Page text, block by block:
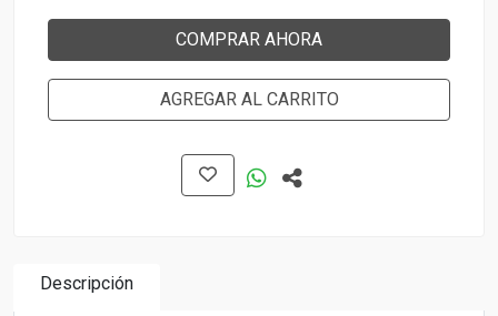
COMPRAR AHORA
AGREGAR AL CARRITO
Descripción